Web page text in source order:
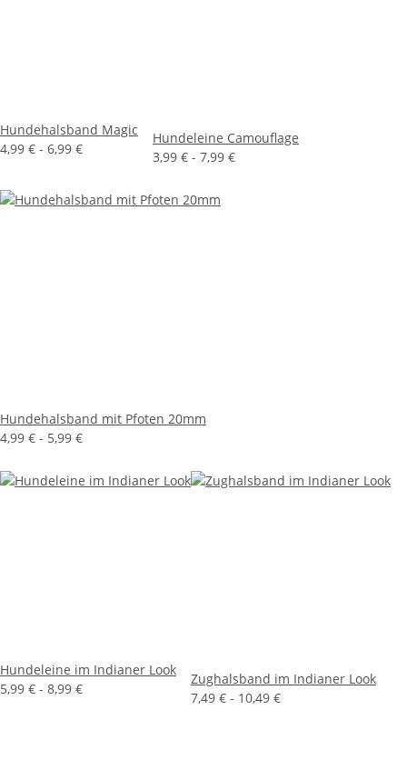
Hundehalsband Magic
4,99 € - 6,99 €
Hundeleine Camouflage
3,99 € - 7,99 €
Hundehalsband mit Pfoten 20mm
4,99 € - 5,99 €
Hundeleine im Indianer Look
5,99 € - 8,99 €
Zughalsband im Indianer Look
7,49 € - 10,49 €